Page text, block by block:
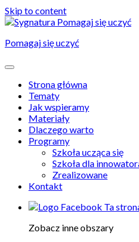
Skip to content
Pomagaj się uczyć
Strona główna
Tematy
Jak wspieramy
Materiały
Dlaczego warto
Programy
Szkoła ucząca się
Szkoła dla
Zrealizowane
Kontakt
Ta
Zobacz inne obszary